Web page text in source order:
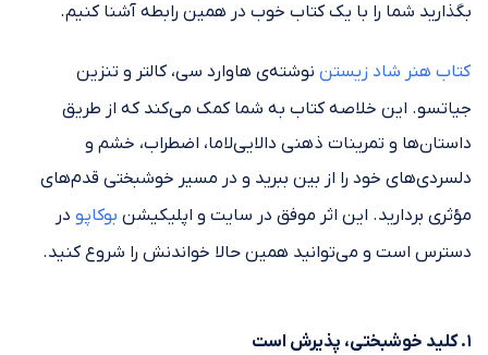
بگذارید شما را با یک کتاب خوب در همین رابطه آشنا کنیم.
کتاب هنر شاد زیستن نوشته‌ی هاوارد سی، کالتر و تنزین
جیاتسو. این خلاصه کتاب به شما کمک می‌کند که از طریق
داستان‌ها و تمرینات ذهنی دالایی‌لاما، اضطراب، خشم و
دلسردی‌های خود را از بین ببرید و در مسیر خوشبختی قدم‌های
مؤثری بردارید. این اثر موفق در سایت و اپلیکیشن بوکاپو در
دسترس است و می‌توانید همین حالا خواندنش را شروع کنید.
۱. کلید خوشبختی، پذیرش است